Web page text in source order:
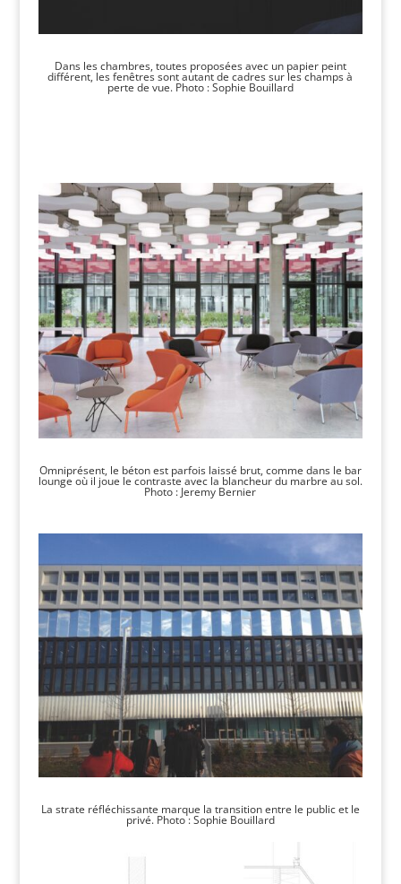
Dans les chambres, toutes proposées avec un papier peint
différent, les fenêtres sont autant de cadres sur les champs à
perte de vue. Photo : Sophie Bouillard
Omniprésent, le béton est parfois laissé brut, comme dans le bar
lounge où il joue le contraste avec la blancheur du marbre au sol.
Photo : Jeremy Bernier
La strate réfléchissante marque la transition entre le public et le
privé. Photo : Sophie Bouillard